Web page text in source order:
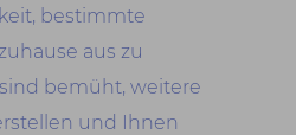
bestimmte
aus zu
bemüht, weitere
und Ihnen